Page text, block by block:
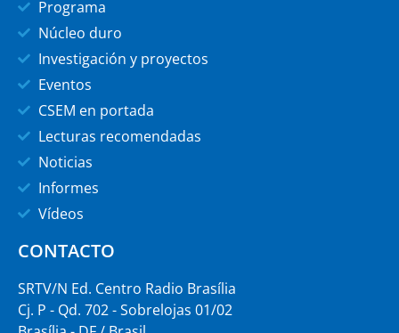
Programa
Núcleo duro
Investigación y proyectos
Eventos
CSEM en portada
Lecturas recomendadas
Noticias
Informes
Vídeos
CONTACTO
SRTV/N Ed. Centro Radio Brasília
Cj. P - Qd. 702 - Sobrelojas 01/02